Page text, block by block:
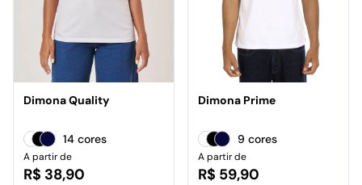
Dimona Quality
14 cores
A partir de
R$ 38,90
Dimona Prime
9 cores
A partir de
R$ 59,90